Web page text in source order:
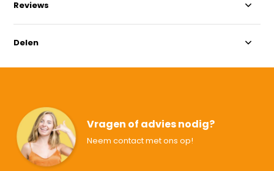
Reviews
Delen
Vragen of advies nodig?
Neem contact met ons op!